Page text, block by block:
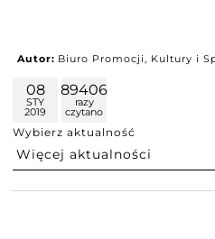
Autor: Biuro Promocji, Kultury i
08
STY
2019
89406
razy
czytano
Wybierz aktualność